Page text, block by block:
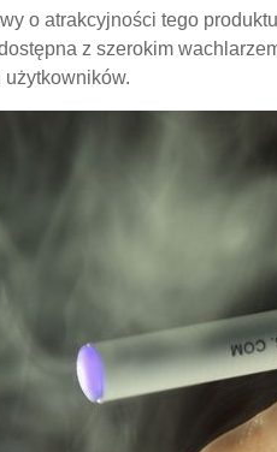
o atrakcyjności tego
z szerokim
użytkowników.